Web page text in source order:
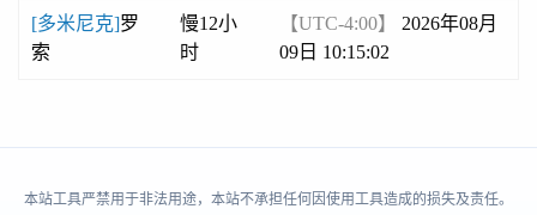
[多米尼克]罗
索
慢12小
时
【UTC-4:00】
2026年08月
09日 10:15:02
本站工具严禁用于非法用途，本站不承担任何因使用工具造成的损失及责任。